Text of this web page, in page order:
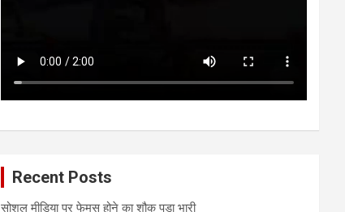
Recent Posts
सोशल मीडिया पर फेमस होने का शौक पड़ा भारी